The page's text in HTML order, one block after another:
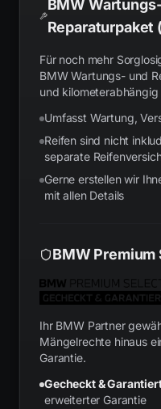
BMW
Reparaturpaket
Für noch mehr
BMW Wartungs- und
und
Umfasst Wartung,
Reifen sind nicht
separate
Gerne erstellen wir
mit allen Details
BMW
Ihr BMW Partner
Mängelrechte hinaus
Garantie.
Gecheckt &
erweiterter Garantie